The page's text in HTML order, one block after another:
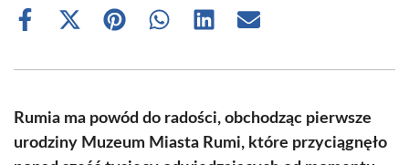
Share
Share
(Twitter)
Share Share Share Share
Rumia ma powód do radości, obchodząc pierwsze
urodziny Muzeum Miasta Rumi, które przyciągnęło